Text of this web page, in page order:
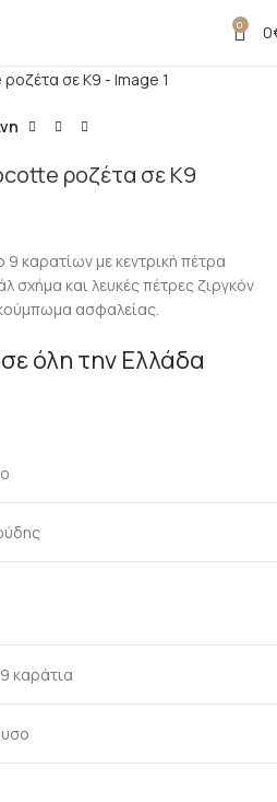
0 0
ροζέτα σε Κ9
καρατίων με κεντρική πέτρα
σχήμα και λευκές πέτρες ζιργκόν
ασφαλείας.
όλη την Ελλάδα
καράτια